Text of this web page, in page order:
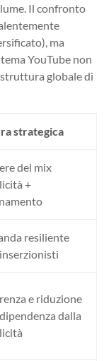
Il confronto
ma
YouTube non
globale di
strategica
del mix
+
resiliente
e riduzione
dalla